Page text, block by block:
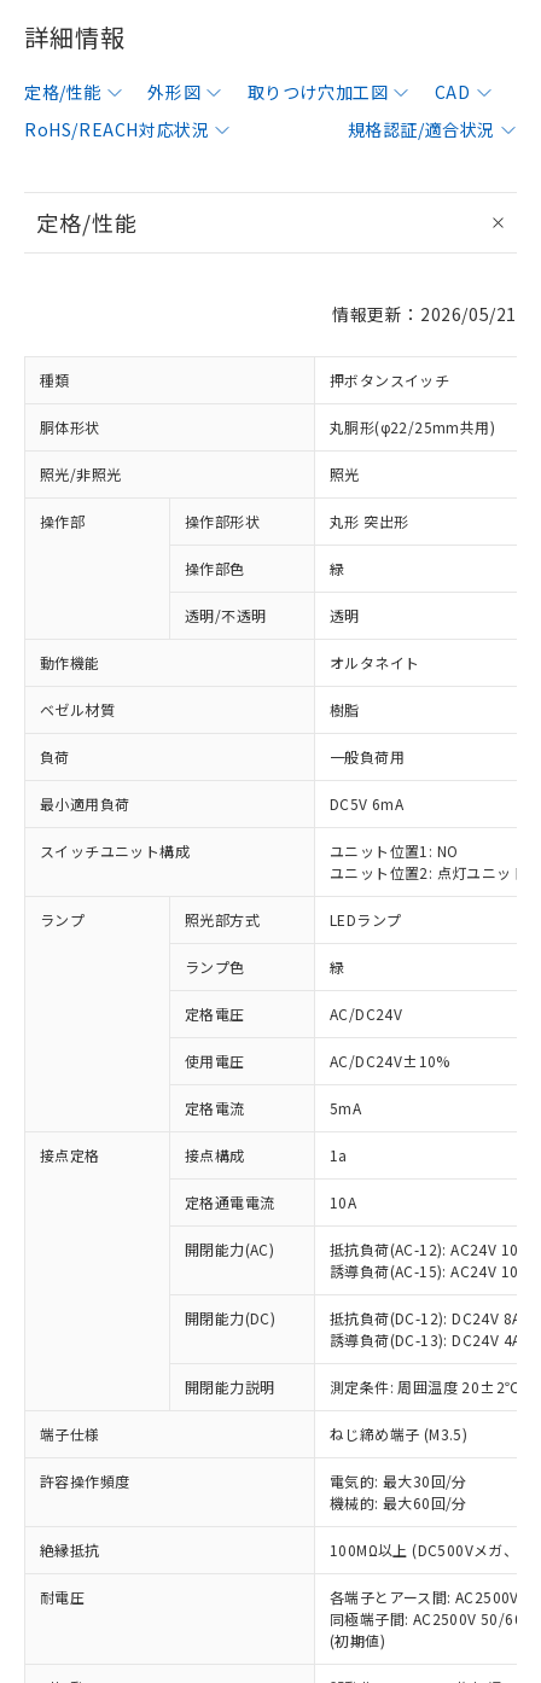
詳細情報
定格/性能 外形図 取りつけ穴加工図
CAD
RoHS/REACH対応状況
規格認証/適合状況
定格/性能
情報更新：2026/05/21
種類 押ボタンスイッチ
胴体形状 丸胴形(φ22/25mm共用)
照光/非照光 照光
操作部 操作部形状 丸形 突出形
操作部色 緑
透明/不透明 透明
動作機能 オルタネイト
ベゼル材質 樹脂
負荷 一般負荷用
最小適用負荷 DC5V 6mA
スイッチユニット構成
ユニット位置1: NO
ユニット位置2: 点灯ユニット
ランプ 照光部方式 LEDランプ
ランプ色 緑
定格電圧 AC/DC24V
使用電圧 AC/DC24V±10%
定格電流 5mA
接点定格 接点構成 1a
定格通電電流 10A
開閉能力(AC)
抵抗負荷(AC-12): AC24V 10A/
誘導負荷(AC-15): AC24V
開閉能力(DC)
抵抗負荷(DC-12): DC24V 8A/
誘導負荷(DC-13): DC24V 4A/
開閉能力説明 測定条件: 周囲温度 20±2℃、
端子仕様 ねじ締め端子 (M3.5)
許容操作頻度
電気的: 最大30回/分
機械的: 最大60回/分
絶縁抵抗 100MΩ以上 (DC500Vメガ、点
耐電圧
各端子とアース間: AC2500V
同極端子間: AC2500V 50/
(初期値)
ご利用条件
以下の条件をお読みいただき、同意のうえ
ご利用ください。
本サービスは、当社制御機器事業取扱
商品の当社在庫状況および標準価格
(税抜)を提供させていただくもので
当社制御機器事業取扱商品の中には、
本サービスの対象外となる商品もある
ことをご了承ください。
在庫状況および標準価格照会結果は、
記載している更新日時点での社内デー
タに基づき作成されるものであり、閲
覧された時点での実際の在庫および標
準価格とは異なる場合があることをご
※1 対応状況
対応済み：EU RoHS指令（10物質）の
非含有に対応した製品が提供可能な商品で
対応予定：EU RoHS指令（10物質）の非含
有に対応した製品に切り替える予定のある
対応予定なし：EU RoHS指令（10物質）の
非含有に非対応の商品で、対応品を出す予
定はありません。
調査・確認中：EU RoHS指令（10物質）の
非含有の対応状況を調査中または確認中の
非該当品：ライセンス料など無形物で、有
害物質有無と関係のない商品です。
仕入先様の事情により、非含有部品として
いたものが、含有品と判明した場合などや
むを得ず変更することがあります。
鉛(Pb) 1000ppm以下、 水銀(Hg) 1000ppm以下、 カド
六価クロム(Cr(Ⅵ)) 1000ppm以下、ポリ臭化ビフェニル
類(PBB) 1000ppm以下、ポリ臭化ジフェニルエーテル類
(PBDE) 1000ppm以下、フタル酸ビス(2-エチルヘキシ
※1 中国RoHS○×表
「○」：最大均質材料含有率が中国RoHSの
基準値以下であることを示します。
「×」：最大均質材料含有率が中国RoHSの
基準値を超えていることを示します。
「－」：未確認です。当社販売部門へお問
い合わせください。
*中国RoHS10物質の基準値 (GB/T26572)：
Pb(鉛) :1000ppm、 Hg(水銀) : 1000ppm、 Cd(カドミウ
Cr(Ⅵ)(六価クロム) : 1000ppm、 PBBs(ポリ臭化ビフェ
当社は、これら貴社製品のうち、外国
為替および外国貿易法に定める商品
（以下｢規制貨物等」という）を輸出
国政府の輸出許可(または役務取引許
可)を取得するなどの必要な手続きを